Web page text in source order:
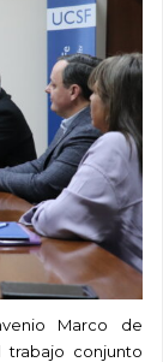
Marco de
conjunto